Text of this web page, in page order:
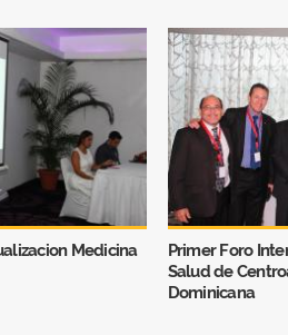
Medicina
Primer Foro
Salud de
Dominicana